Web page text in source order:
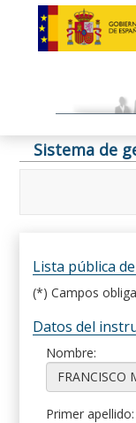
Sistema de
Lista pública
(*) Campos
Datos del
Nombre:
Primer apellido: